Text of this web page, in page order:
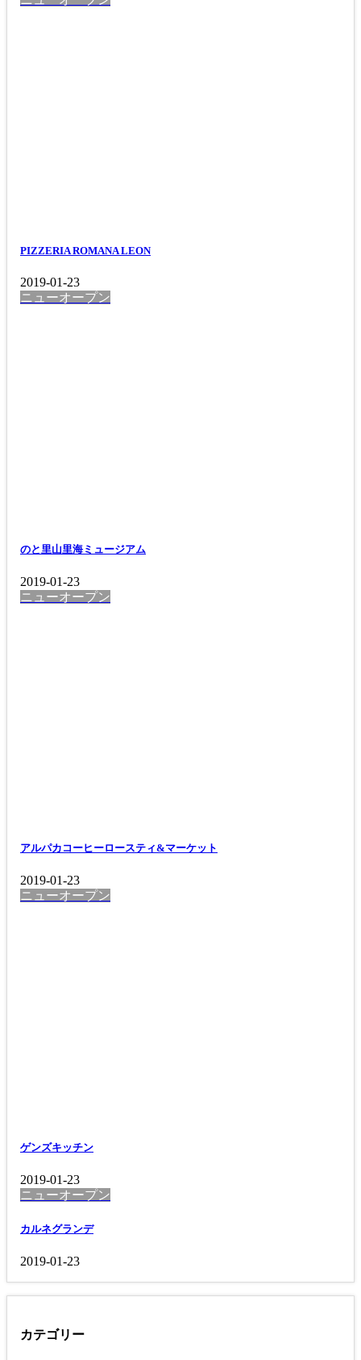
PIZZERIA ROMANA LEON
2019-01-23
ニューオープン
のと里山里海ミュージアム
2019-01-23
ニューオープン
アルパカコーヒーロースティ&マーケット
2019-01-23
ニューオープン
ゲンズキッチン
2019-01-23
ニューオープン
カルネグランデ
2019-01-23
カテゴリー